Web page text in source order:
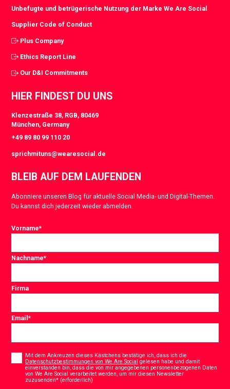
Unbefugte und betrügerische Nutzung der Marke We Are Social
Supplier Code of Conduct
Plus Company
Ethics Report Line
Our D&I Commitments
HIER FINDEST DU UNS
Klenzestraße 38, RGB, 80469
München, Germany
+49 89 80 99 110 20
sprichmituns@wearesocial.de
BLEIB AUF DEM LAUFENDEN
Abonniere unseren Blog für aktuelle Social Media- und Digital-Themen.
Du kannst dich jederzeit wieder abmelden.
Vorname*
Nachname*
Firma
Email*
Consent
Mit dem Ankreuzen dieses Kästchens bestätige ich, dass ich die
Datenschutzbestimmungen von We Are Social gelesen habe und damit
einverstanden bin, dass die von mir angegebenen personenbezogenen Daten
von We Are Social verarbeitet werden, um mir diesen Newsletter
zuzusenden* (erforderlich)